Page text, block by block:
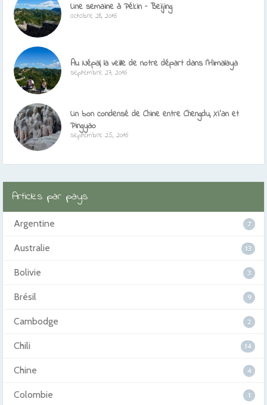
Une semaine à Pékin – Beijing
octobre 28, 2016
Au Népal, la veille de notre départ dans l’Himalaya
septembre 27, 2016
Un bon condensé de Chine entre Chengdu, Xi’an et
Pingyao
septembre 25, 2016
Articles par pays
Argentine 7
Australie 13
Bolivie 3
Brésil 9
Cambodge 2
Chili 14
Chine 4
Colombie 1